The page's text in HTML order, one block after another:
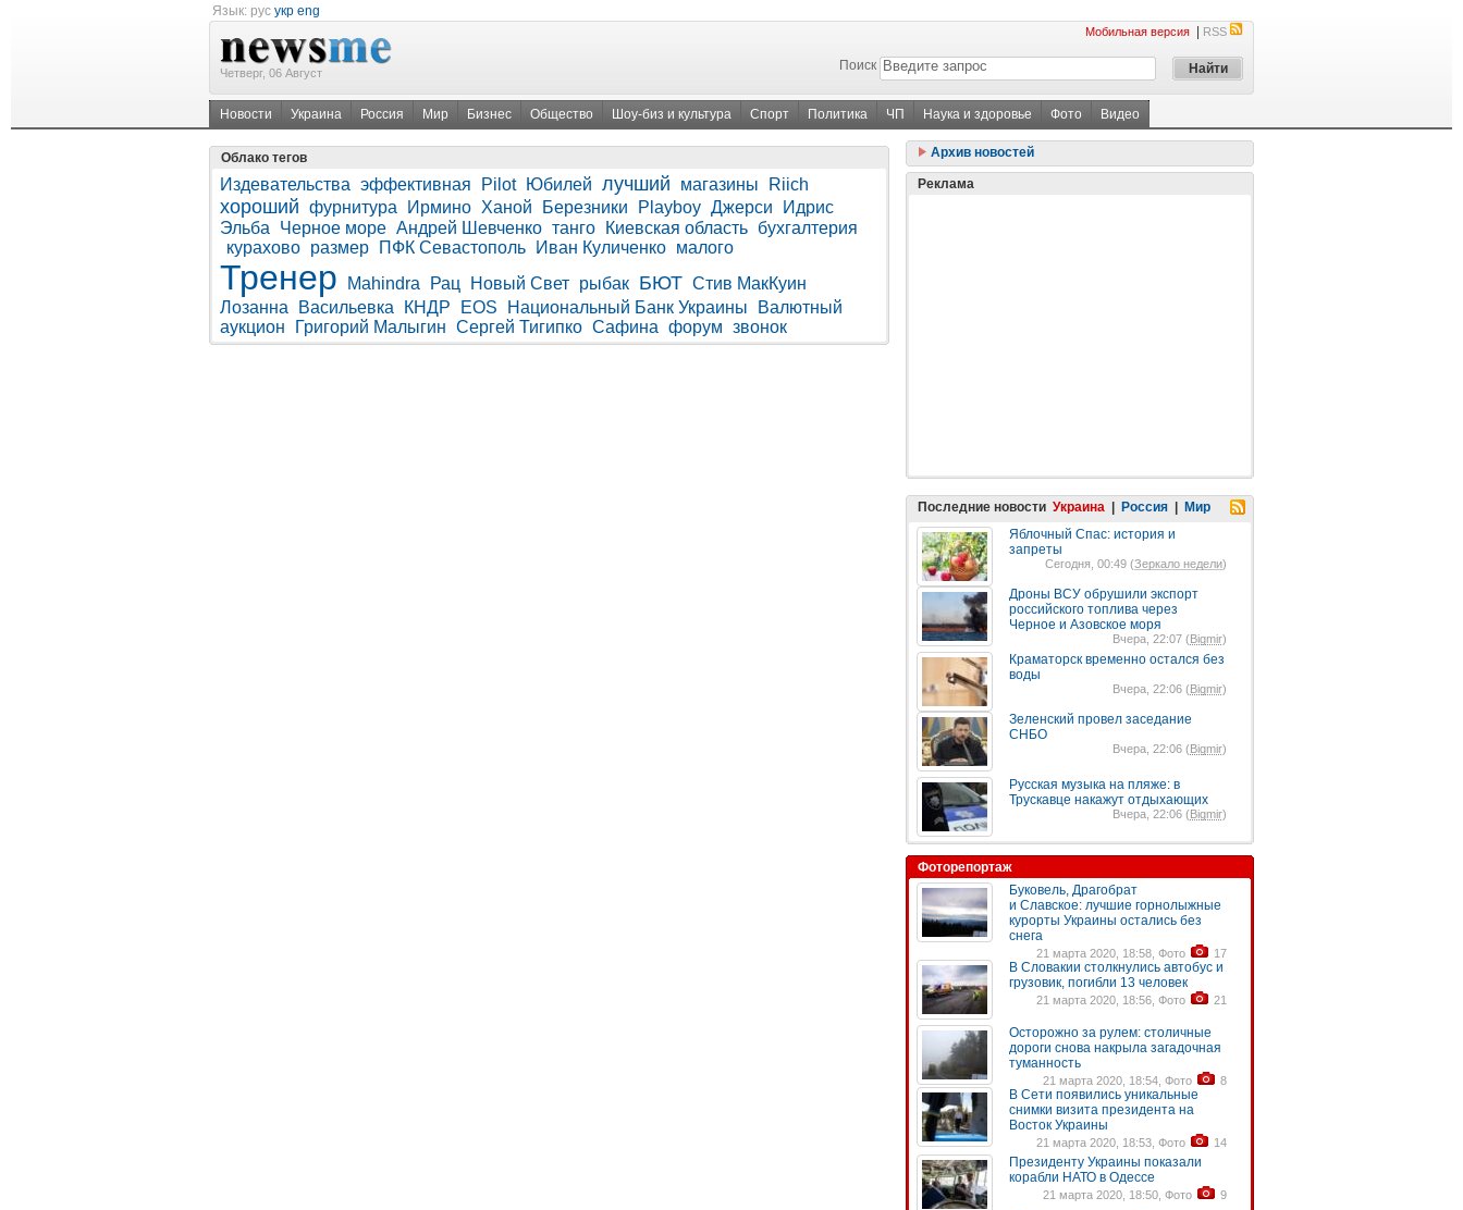
Язык: рус укр eng
Четверг, 06 Август
Мобильная версия RSS
Поиск
Новости Украина Россия Мир Бизнес Общество Шоу-биз и культура Спорт Политика ЧП Наука и здоровье Фото Видео
Облако тегов
Издевательства эффективная Pilot Юбилей лучший магазины Riich
хороший фурнитура Ирмино Ханой Березники Playboy Джерси
Идрис
Эльба
Черное море Андрей Шевченко танго Киевская область бухгалтерия
курахово размер ПФК Севастополь Иван Куличенко малого
Тренер Mahindra Рац Новый Свет рыбак БЮТ Стив МакКуин
Лозанна
Васильевка КНДР EOS Национальный Банк Украины
Валютный
аукцион
Григорий Малыгин Сергей Тигипко Сафина форум звонок
Архив новостей
Реклама
Последние новости Украина Россия
Мир
Яблочный Спас: история и
запреты
Сегодня, 00:49 (Зеркало недели)
Дроны ВСУ обрушили экспорт
российского топлива через
Черное и Азовское моря
Вчера, 22:07 (Bigmir)
Краматорск временно остался без
воды
Вчера, 22:06 (Bigmir)
Зеленский провел заседание
СНБО
Вчера, 22:06 (Bigmir)
Русская музыка на пляже: в
Трускавце накажут отдыхающих
Вчера, 22:06 (Bigmir)
Фоторепортаж
Буковель, Драгобрат
и Славское: лучшие горнолыжные
курорты Украины остались без
снега
21 марта 2020, 18:58, Фото 17
В Словакии столкнулись автобус и
грузовик, погибли 13 человек
21 марта 2020, 18:56, Фото 21
Осторожно за рулем: столичные
дороги снова накрыла загадочная
туманность
21 марта 2020, 18:54, Фото 8
В Сети появились уникальные
снимки визита президента на
Восток Украины
21 марта 2020, 18:53, Фото 14
Президенту Украины показали
корабли НАТО в Одессе
21 марта 2020, 18:50, Фото 9